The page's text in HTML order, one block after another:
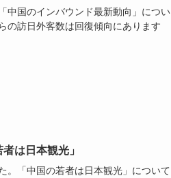
中国のインバウンド最新動向」につい
の訪日外客数は回復傾向にあります
は日本観光」
。「中国の若者は日本観光」について